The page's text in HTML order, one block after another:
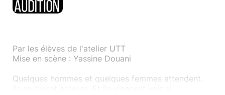
Par les élèves de l'atelier UTT
Mise en scène : Yassine Douani
Quelques hommes et quelques femmes attendent.